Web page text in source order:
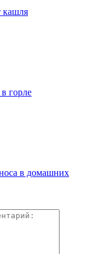
кашля
горле
в домашних